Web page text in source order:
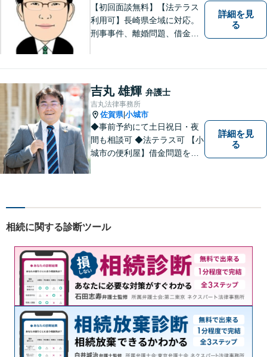
【初回面談無料】【法テラス
利用可】長崎県全域に対応。
刑事事件、離婚問題、借金・
い丁寧にサポートいたしま
す。どんな些細なことでも構
いません。お気軽にご相談く
ださい【完全個室】
詳細を見
る
吉丸 雄輝 弁護士
吉丸法律事務所
佐賀県|小城市
◆事前予約にて土日祝日・夜
間も相談可 ◆法テラス可 【小
城市の便利屋】借金問題を中
詳細を見
る
相続に関する診断ツール